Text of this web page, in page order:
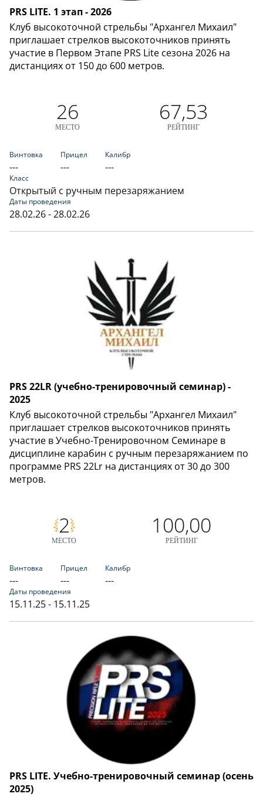
PRS LITE. 1 этап - 2026
Клуб высокоточной стрельбы "Архангел Михаил"
приглашает стрелков высокоточников принять
участие в Первом Этапе PRS Lite сезона 2026 на
дистанциях от 150 до 600 метров.
26
МЕСТО
67,53
РЕЙТИНГ
Винтовка
---
Прицел
---
Калибр
---
Класс
Открытый с ручным перезаряжанием
Даты проведения
28.02.26 - 28.02.26
PRS 22LR (учебно-тренировочный семинар) -
2025
Клуб высокоточной стрельбы "Архангел Михаил"
приглашает стрелков высокоточников принять
участие в Учебно-Тренировочном Семинаре в
дисциплине карабин с ручным перезаряжанием по
программе PRS 22Lr на дистанциях от 30 до 300
метров.
2
МЕСТО
100,00
РЕЙТИНГ
Винтовка
---
Прицел
---
Калибр
---
Даты проведения
15.11.25 - 15.11.25
PRS LITE. Учебно-тренировочный семинар (осень
2025)